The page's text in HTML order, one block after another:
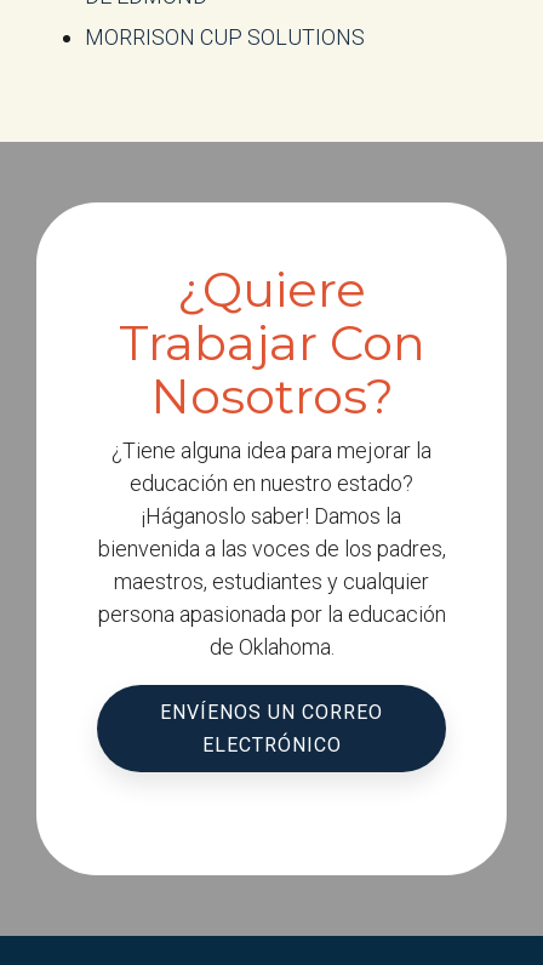
MORRISON CUP SOLUTIONS
¿Quiere
Trabajar Con
Nosotros?
¿Tiene alguna idea para mejorar la
educación en nuestro estado?
¡Háganoslo saber! Damos la
bienvenida a las voces de los padres,
maestros, estudiantes y cualquier
persona apasionada por la educación
de Oklahoma.
ENVÍENOS UN CORREO
ELECTRÓNICO